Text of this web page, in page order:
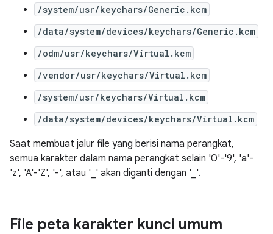
/system/usr/keychars/Generic.kcm
/data/system/devices/keychars/Generic.kcm
/odm/usr/keychars/Virtual.kcm
/vendor/usr/keychars/Virtual.kcm
/system/usr/keychars/Virtual.kcm
/data/system/devices/keychars/Virtual.kcm
Saat membuat jalur file yang berisi nama perangkat,
semua karakter dalam nama perangkat selain '0'-'9', 'a'-
'z', 'A'-'Z', '-', atau '_' akan diganti dengan '_'.
File peta karakter kunci umum